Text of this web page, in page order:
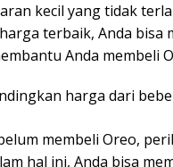
kecil yang tidak
terbaik, Anda bisa
Anda membeli
harga dari
membeli Oreo,
hal ini, Anda bisa